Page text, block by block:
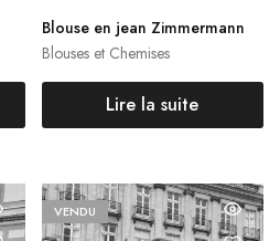
Blouses et Chemises
Blouse en jean Zimmermann
Lire la suite
VENDU